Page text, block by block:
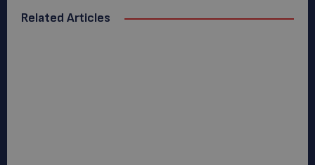
Related Articles